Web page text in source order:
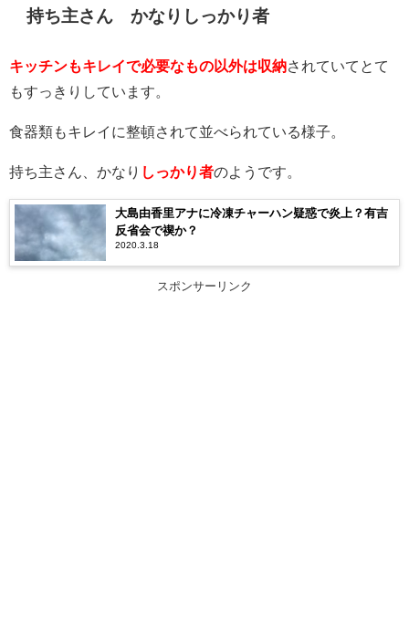
持ち主さん かなりしっかり者
キッチンもキレイで必要なもの以外は収納されていてとて
もすっきりしています。
食器類もキレイに整頓されて並べられている様子。
持ち主さん、かなり しっかり者のようです。
大島由香里アナに冷凍チャーハン疑惑で炎上？有吉
反省会で禊か？
2020.3.18
スポンサーリンク